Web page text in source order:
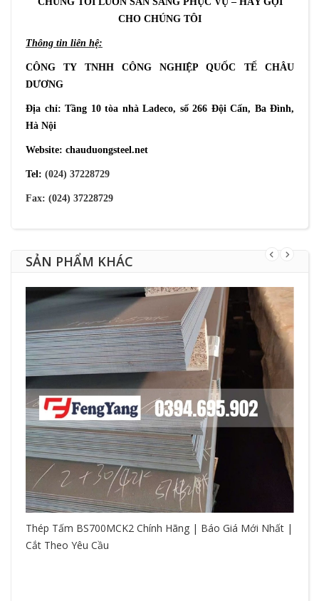
CHO CHÚNG TÔI
Thông tin liên hệ:
CÔNG TY TNHH CÔNG NGHIỆP QUỐC TẾ CHÂU
DƯƠNG
Địa chỉ: Tầng 10 tòa nhà Ladeco, số 266 Đội Cấn, Ba Đình,
Hà Nội
Website: chauduongsteel.net
Tel: (024) 37228729
Fax: (024) 37228729
SẢN PHẨM KHÁC
Thép Tấm BS700MCK2 Chính Hãng | Báo Giá Mới Nhất |
Cắt Theo Yêu Cầu